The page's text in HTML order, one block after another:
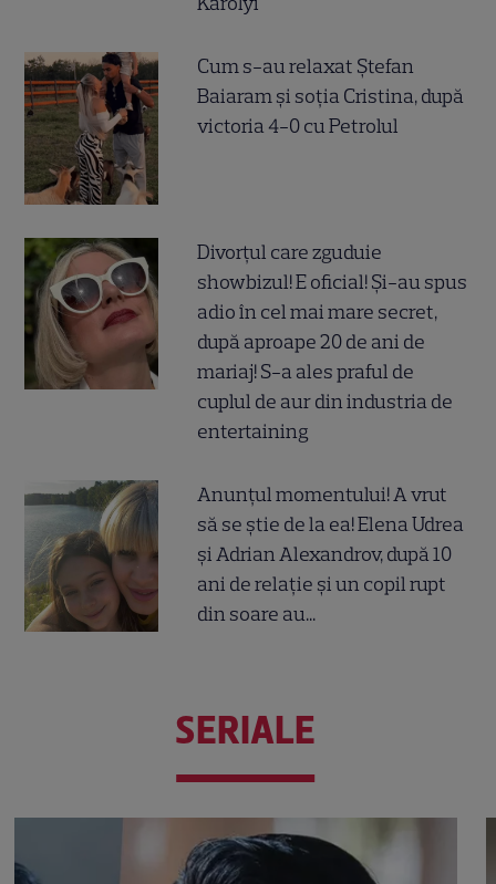
Cum s-au relaxat Ștefan
Baiaram și soția Cristina, după
victoria 4-0 cu Petrolul
Divorțul care zguduie
showbizul! E oficial! Și-au spus
adio în cel mai mare secret,
după aproape 20 de ani de
mariaj! S-a ales praful de
cuplul de aur din industria de
entertaining
Anunțul momentului! A vrut
să se știe de la ea! Elena Udrea
și Adrian Alexandrov, după 10
ani de relație și un copil rupt
din soare au...
SERIALE